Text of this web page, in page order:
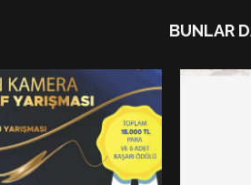
BUNLAR